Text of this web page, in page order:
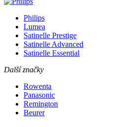
Philips
Lumea
Satinelle Prestige
Satinelle Advanced
Satinelle Essential
Další značky
Rowenta
Panasonic
Remington
Beurer